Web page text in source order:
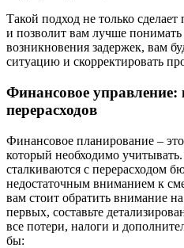
Такой подход не только
и позволит вам лучше
возникновения задержек, вам
ситуацию и скорректировать
Финансовое управление:
перерасходов
Финансовое планирование –
который необходимо
сталкиваются с перерасходом
недостаточным вниманием к
вам стоит обратить внимание
первых, составьте
все потери, налоги и
бы: